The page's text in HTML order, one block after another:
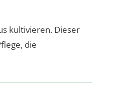
kultivieren. Dieser
die